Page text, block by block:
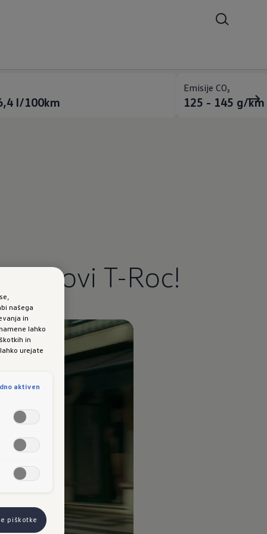
l/100km
Emisije CO₂
125 - 145 g/km
novi T-Roc!
našega
in
lahko
in
urejate
aktiven
piškotke